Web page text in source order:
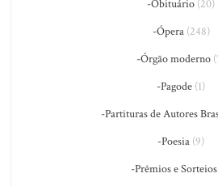
-Obituário (20)
-Ópera(248)
-Órgão moderno
-Pagode (1)
-Partituras de Autores
-Poesia (9)
-Prêmios e Sorteios